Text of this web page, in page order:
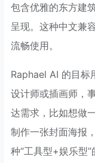
包含优雅的东方建
呈现。这种中文兼
流畅使用。
Raphael AI 的目标
设计师或插画师，
达需求，比如想做
制作一张封面海报
种“工具型+娱乐型